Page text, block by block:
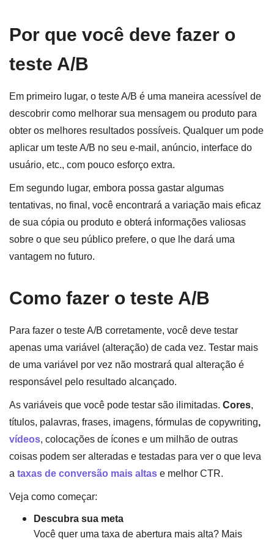
Por que você deve fazer o
teste A/B
Em primeiro lugar, o teste A/B é uma maneira acessível de
descobrir como melhorar sua mensagem ou produto para
obter os melhores resultados possíveis. Qualquer um pode
aplicar um teste A/B no seu e-mail, anúncio, interface do
usuário, etc., com pouco esforço extra.
Em segundo lugar, embora possa gastar algumas
tentativas, no final, você encontrará a variação mais eficaz
de sua cópia ou produto e obterá informações valiosas
sobre o que seu público prefere, o que lhe dará uma
vantagem no futuro.
Como fazer o teste A/B
Para fazer o teste A/B corretamente, você deve testar
apenas uma variável (alteração) de cada vez. Testar mais
de uma variável por vez não mostrará qual alteração é
responsável pelo resultado alcançado.
As variáveis ​​que você pode testar são ilimitadas. Cores,
títulos, palavras, frases, imagens, fórmulas de copywriting,
vídeos, colocações de ícones e um milhão de outras
coisas podem ser alteradas e testadas para ver o que leva
ataxas de conversão mais altase melhor CTR.
Veja como começar:
Descubra sua meta
Você quer uma taxa de abertura mais alta? Mais